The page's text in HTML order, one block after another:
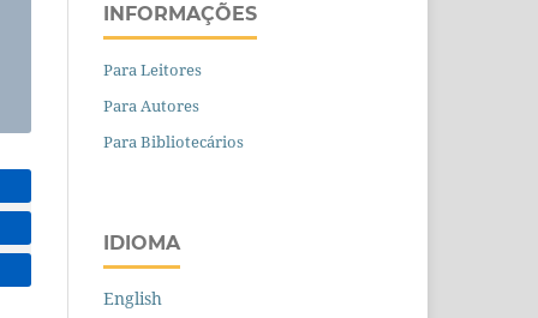
INFORMAÇÕES
Para Leitores
Para Autores
Para Bibliotecários
IDIOMA
English